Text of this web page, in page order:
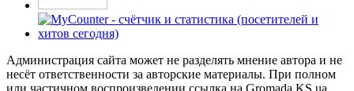
Администрация сайта может не разделять мнение автора и не
несёт ответственности за авторские материалы. При полном
или частичном воспроизведении ссылка на Gromada.KS.ua